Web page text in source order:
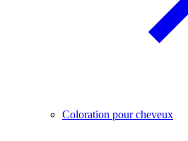
Coloration pour cheveux